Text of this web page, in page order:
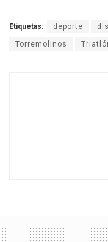
Etiquetas: deporte
Torremolinos